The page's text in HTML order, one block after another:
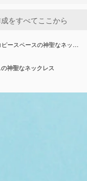
ースペースの神聖なネッ…
神聖なネックレス